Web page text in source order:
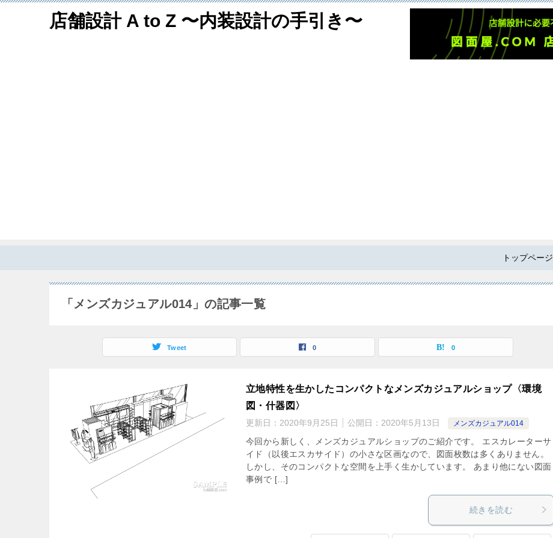
店舗設計 A to Z 〜内装設計の手引き〜
トップページ
「メンズカジュアル014」の記事一覧
Tweet 0 0
立地特性を生かしたコンパクトなメンズカジュアルショップ〈環境
図・什器図〉
更新日： 2020年9月25日 公開日： 2020年5月13日 メンズカジュアル014
今回から新しく、メンズカジュアルショップのご紹介です。 エスカレーターサ
イド（以後エスカサイド）の小さな区画なので、図面枚数は多くありません。
しかし、そのコンパクトな空間を上手く生かしています。 あまり他にない図面
事例で […]
続きを読む